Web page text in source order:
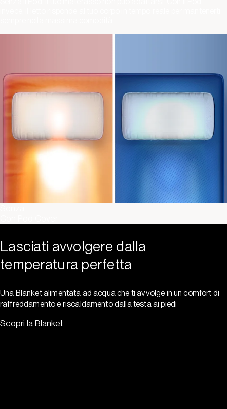
Lasciati avvolgere dalla
temperatura perfetta
Una Blanket alimentata ad acqua che ti avvolge in un comfort di
raffreddamento e riscaldamento dalla testa ai piedi
Scopri la Blanket